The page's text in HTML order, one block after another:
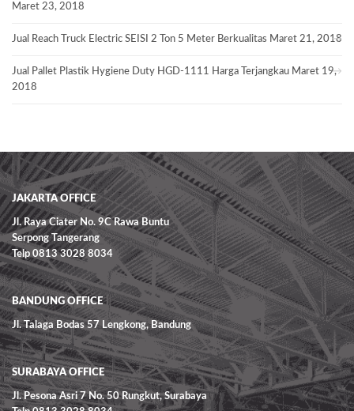
Maret 23, 2018
Jual Reach Truck Electric SEISI 2 Ton 5 Meter Berkualitas Maret 21, 2018
Jual Pallet Plastik Hygiene Duty HGD-1111 Harga Terjangkau Maret 19,
2018
JAKARTA OFFICE
Jl. Raya Ciater No. 9C Rawa Buntu
Serpong Tangerang
Telp 0813 3028 8034
BANDUNG OFFICE
Jl. Talaga Bodas 57 Lengkong, Bandung
SURABAYA OFFICE
Jl. Pesona Asri 7 No. 50 Rungkut, Surabaya